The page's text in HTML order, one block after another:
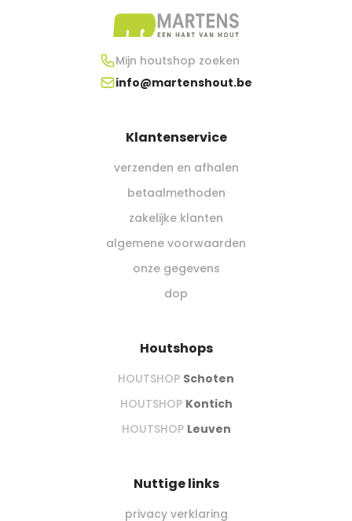
Mijn houtshop zoeken
info@martenshout.be
Klantenservice
verzenden en afhalen
betaalmethoden
zakelijke klanten
algemene voorwaarden
onze gegevens
dop
Houtshops
HOUTSHOP Schoten
HOUTSHOP Kontich
HOUTSHOP Leuven
Nuttige links
privacy verklaring